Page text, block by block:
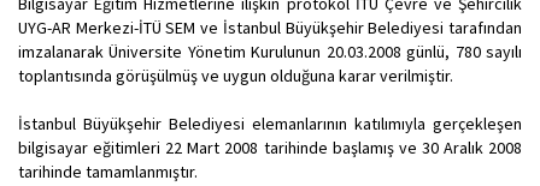
UYG-AR Merkezi-İTÜ SEM ve İstanbul Büyükşehir Belediyesi tarafından
imzalanarak Üniversite Yönetim Kurulunun 20.03.2008 günlü, 780 sayılı
toplantısında görüşülmüş ve uygun olduğuna karar verilmiştir.
İstanbul Büyükşehir Belediyesi elemanlarının katılımıyla gerçekleşen
bilgisayar eğitimleri 22 Mart 2008 tarihinde başlamış ve 30 Aralık 2008
tarihinde tamamlanmıştır.